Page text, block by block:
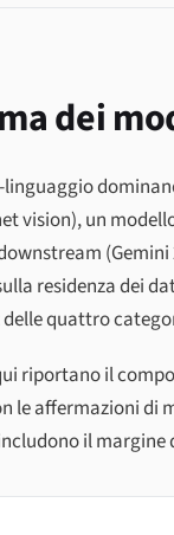
dei
vision), un
residenza dei
quattro
riportano il
le affermazioni
il margine